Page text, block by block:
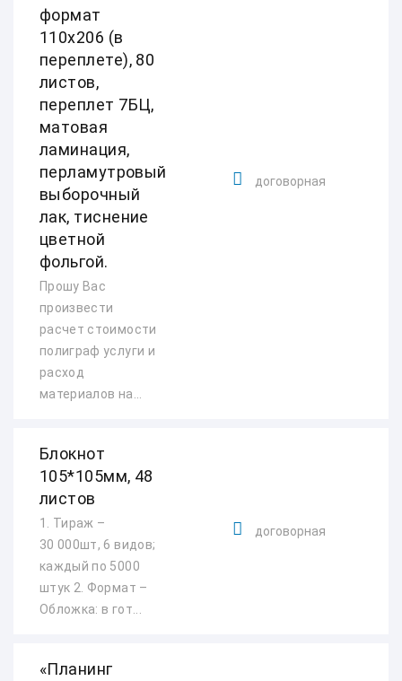
формат
110х206 (в
переплете), 80
листов,
переплет 7БЦ,
матовая
ламинация,
перламутровый
выборочный
лак, тиснение
цветной
фольгой.
Прошу Вас
произвести
расчет стоимости
полиграф услуги и
расход
материалов на...
договорная
Блокнот
105*105мм, 48
листов
1. Тираж –
30 000шт, 6 видов;
каждый по 5000
штук 2. Формат –
Обложка: в гот...
договорная
«Планинг